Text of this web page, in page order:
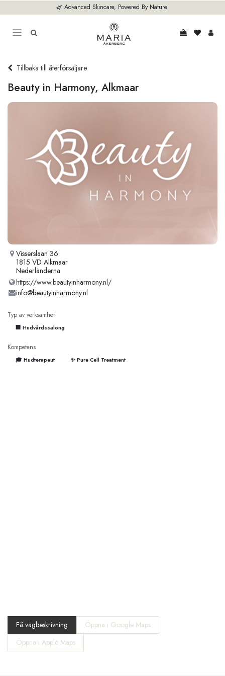
🌿 Advanced Skincare, Powered By Nature
Tillbaka till återförsäljare
Beauty in Harmony, Alkmaar
Visserslaan 36
1815 VD Alkmaar
Nederländerna
https://www.beautyinharmony.nl/
info@beautyinharmony.nl
Typ av verksamhet
🏢 Hudvårdssalong
Kompetens
🎓 Hudterapeut ✨ Pure Cell Treatment
Få vägbeskrivning
Öppna i Google Maps
Öppna i Apple Maps